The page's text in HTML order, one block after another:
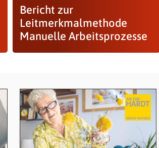
Bericht zur
Leitmerkmalmethode
Manuelle Arbeitsprozesse